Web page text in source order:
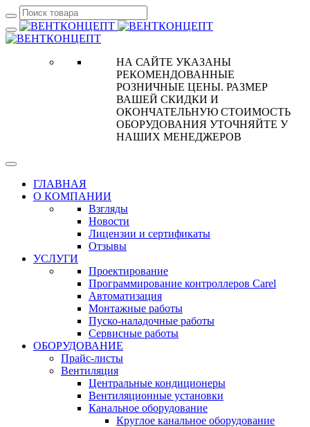
НА САЙТЕ УКАЗАНЫ
РЕКОМЕНДОВАННЫЕ
РОЗНИЧНЫЕ ЦЕНЫ. РАЗМЕР
ВАШЕЙ СКИДКИ И
ОКОНЧАТЕЛЬНУЮ СТОИМОСТЬ
ОБОРУДОВАНИЯ УТОЧНЯЙТЕ У
НАШИХ МЕНЕДЖЕРОВ
ГЛАВНАЯ
О КОМПАНИИ
Взгляды
Новости
Лицензии и сертификаты
Отзывы
УСЛУГИ
Проектирование
Программирование контроллеров Carel
Автоматизация
Монтажные работы
Пуско-наладочные работы
Сервисные работы
ОБОРУДОВАНИЕ
Прайс-листы
Вентиляция
Центральные кондиционеры
Вентиляционные установки
Канальное оборудование
Круглое канальное оборудование